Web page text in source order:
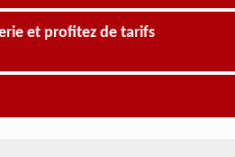
et profitez de tarifs